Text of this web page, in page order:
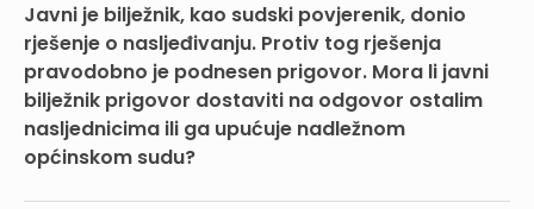
Javni je bilježnik, kao sudski povjerenik, donio
rješenje o nasljeđivanju. Protiv tog rješenja
pravodobno je podnesen prigovor. Mora li javni
bilježnik prigovor dostaviti na odgovor ostalim
nasljednicima ili ga upućuje nadležnom
općinskom sudu?